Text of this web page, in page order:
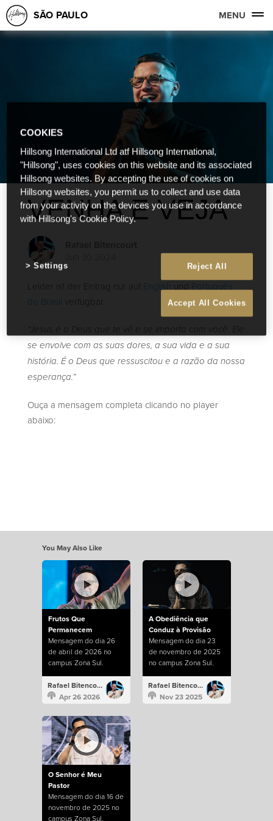
SÃO PAULO MENU
VENHA E VEJA
Leider ist der Eintrag nur auf English und Português
do Brasil verfügbar.
“Jesus é o Deus que te vê e se importa com você. Ele
se envolve com as suas dores, a sua vida e a sua
história. É o Deus que ressuscitou e a razão da nossa
esperança.”
Ouça a mensagem completa clicando no player
abaixo:
You May Also Like
Frutos Que
Permanecem
Mensagem do dia 26
de abril de 2026 no
campus Zona Sul.
Rafael Bitencourt
Apr 26 2026
A Obediência que
Conduz à Provisão
Mensagem do dia 23
de novembro de 2025
no campus Zona Sul.
Rafael Bitencourt
Nov 23 2025
O Senhor é Meu
Pastor
Mensagem do dia 16 de
novembro de 2025 no
campus Zona Sul.
COOKIES
Hillsong International Ltd atf Hillsong International,
"Hillsong", uses cookies on this website and its associated
Hillsong websites. By accepting the use of cookies on
Hillsong websites, you permit us to collect and use data
from your activity on the devices you use in accordance
with Hillsong's Cookie Policy.
Reject All
Accept All Cookies
Settings